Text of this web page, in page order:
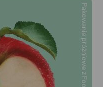
Pakowanie próżniowe z FoodSaver